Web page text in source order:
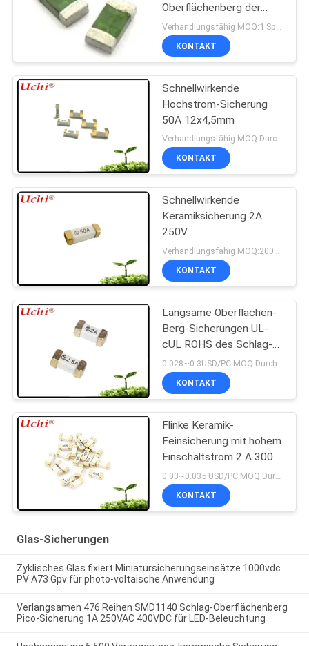
Oberflächenberg der
sicherungs-1206 schnell
fixiert
KONTAKT
Schnellwirkende
Hochstrom-Sicherung
50A 12x4,5mm
Verhandlungsfähig MOQ:Durchkontaktierung
KONTAKT
Schnellwirkende
Keramiksicherung 2A
250V
Verhandlungsfähig MOQ:2000 Stück
KONTAKT
Langsame Oberflächen-
Berg-Sicherungen UL-
cUL ROHS des Schlag-
SMD 1808 T 2A 125V
REICHWEITE CQC
KONTAKT
Flinke Keramik-
Feinsicherung mit hohem
Einschaltstrom 2 A 300 V
6,1 x 2,5 mm SSF1200
KONTAKT
Glas-Sicherungen
Zyklisches Glas fixiert Miniatursicherungseinsätze 1000vdc
PV A73 Gpv für photo-voltaische Anwendung
Verlangsamen 476 Reihen SMD1140 Schlag-Oberflächenberg
Pico-Sicherung 1A 250VAC 400VDC für LED-Beleuchtung